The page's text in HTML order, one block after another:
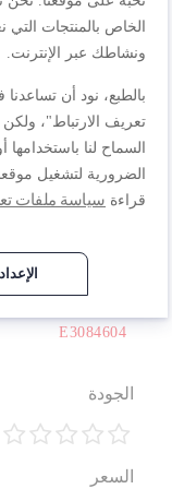
اكتب
أنت تراجع:
Premium quality
E3084604
الجودة
نجمة
نجوم
نجوم
نجوم
نجوم
السعر
مواصفات المنتجات
الخاص بالمنتجات التي
ونشاطك عبر الإنترنت.
بالطبع، نود أن
تعريف الارتباط"،
السماح لنا
الضرورية لتشغيل
قراءة سياسة ملفات